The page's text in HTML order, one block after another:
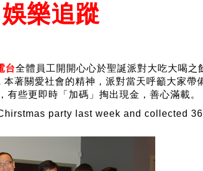
樂追蹤
台全體員工開開心心於聖誕派對大吃大喝之
本著關愛社會的精神，派對當天呼籲大家帶
有些更即時「加碼」掏出現金，善心滿載。
party last week and collected